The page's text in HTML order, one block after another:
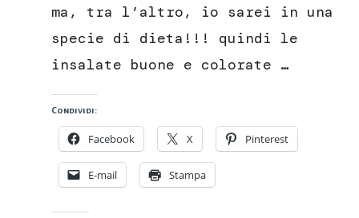
ma, tra l’altro, io sarei in una
specie di dieta!!! quindi le
insalate buone e colorate …
Condividi:
Facebook X Pinterest
E-mail Stampa